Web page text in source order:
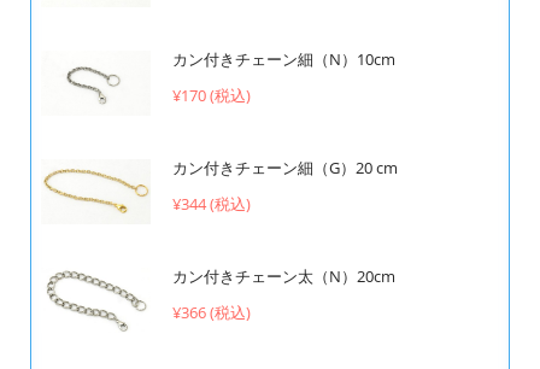
カン付きチェーン細（N）10cm
¥170 (税込)
カン付きチェーン細（G）20 cm
¥344 (税込)
カン付きチェーン太（N）20cm
¥366 (税込)